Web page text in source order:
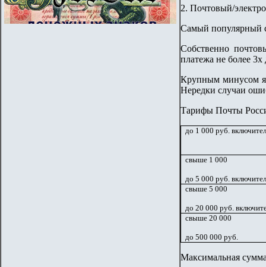
2. Почтовый/
Самый популярный
Собственно
платежа не более 3х
Крупным минусом
Нередки случаи
Тарифы Почты
до 1 000 руб.
свыше 1 000
до 5 000 руб.
свыше 5 000
до 20 000 руб.
свыше 20 000
до 500 000 руб.
Максимальная